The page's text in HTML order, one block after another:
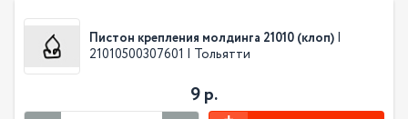
Пистон крепления молдинга 21010 (клоп) |
21010500307601 | Тольятти
9 р.